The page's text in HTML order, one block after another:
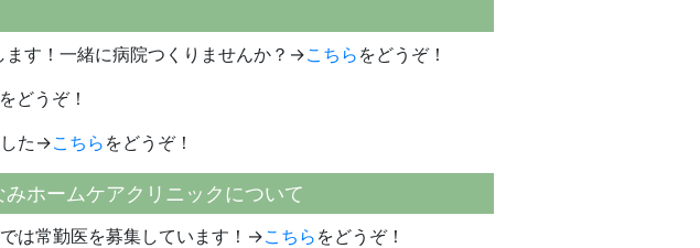
ます！一緒に病院つくりませんか？→こちら をどうぞ！
をどうぞ！
した→こちら をどうぞ！
ホームケアクリニックについて
は常勤医を募集しています！→こちら をどうぞ！